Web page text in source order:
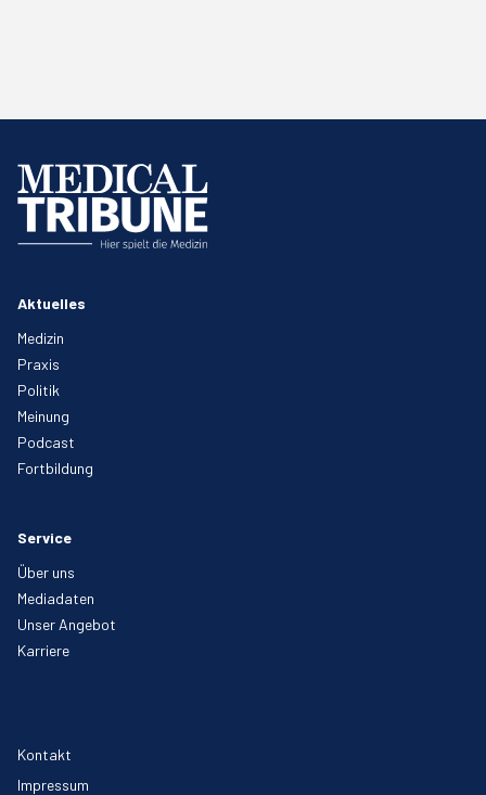
Aktuelles
Medizin
Praxis
Politik
Meinung
Podcast
Fortbildung
Service
Über uns
Mediadaten
Unser Angebot
Karriere
Kontakt
Impressum